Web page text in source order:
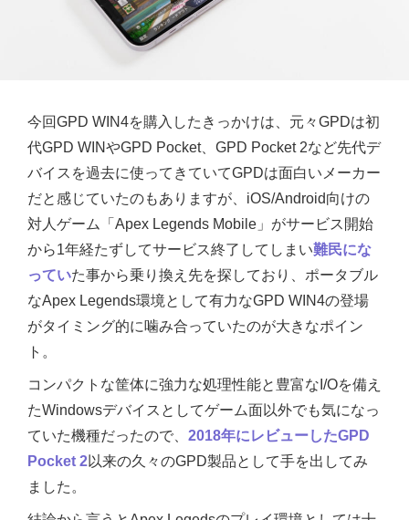
今回GPD WIN4を購入したきっかけは、元々GPDは初
代GPD WINやGPD Pocket、GPD Pocket 2など先代デ
バイスを過去に使ってきていてGPDは面白いメーカー
だと感じていたのもありますが、iOS/Android向けの
対人ゲーム「Apex Legends Mobile」がサービス開始
から1年経たずしてサービス終了してしまい難民にな
っていた事から乗り換え先を探しており、ポータブル
なApex Legends環境として有力なGPD WIN4の登場
がタイミング的に噛み合っていたのが大きなポイン
ト。
コンパクトな筐体に強力な処理性能と豊富なI/Oを備え
たWindowsデバイスとしてゲーム面以外でも気になっ
ていた機種だったので、 2018年にレビューしたGPD
Pocket 2以来の久々のGPD製品として手を出してみ
ました。